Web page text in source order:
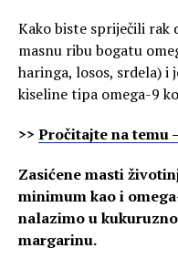
Kako biste spriječili rak
masnu ribu bogatu
haringa, losos, srdela) i
kiseline tipa omega-9
>> Pročitajte na temu
Zasićene masti
minimum kao i
nalazimo u
margarinu.